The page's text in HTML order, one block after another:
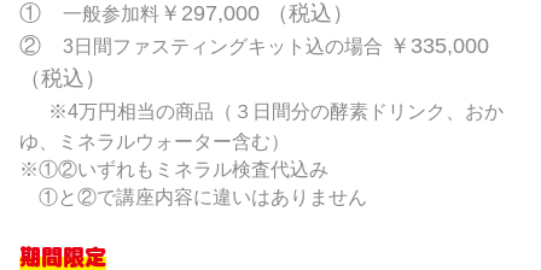
① 一般参加料 ￥297,000 （税込）
② 3日間ファスティングキット込の場合 ￥335,000
（税込）
※4万円相当の商品（３日間分の酵素ドリンク、おか
ゆ、ミネラルウォーター含む）
※①②いずれもミネラル検査代込み
①と②で講座内容に違いはありません
期間限定